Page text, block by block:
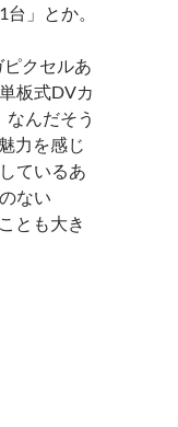
」とか。
クセルあ
板式DVカ
んだそう
力を感じ
ているあ
ない
とも大き